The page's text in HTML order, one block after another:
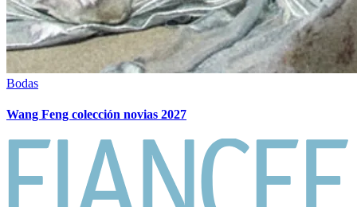
Bodas
Wang Feng colección novias 2027